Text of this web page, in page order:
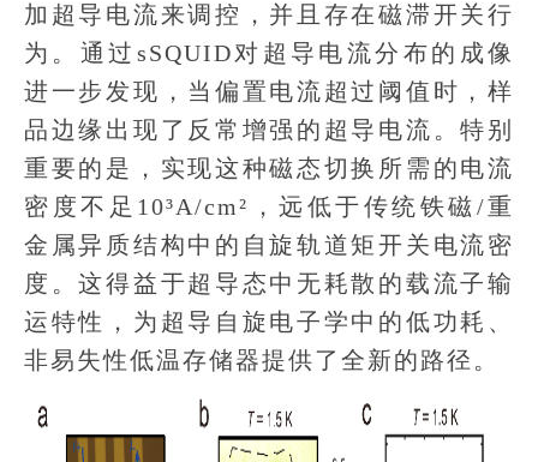
加超导电流来调控，并且存在磁滞开关行
为。通过sSQUID对超导电流分布的成像
进一步发现，当偏置电流超过阈值时，样
品边缘出现了反常增强的超导电流。特别
重要的是，实现这种磁态切换所需的电流
密度不足10³A/cm²，远低于传统铁磁/重
金属异质结构中的自旋轨道矩开关电流密
度。这得益于超导态中无耗散的载流子输
运特性，为超导自旋电子学中的低功耗、
非易失性低温存储器提供了全新的路径。